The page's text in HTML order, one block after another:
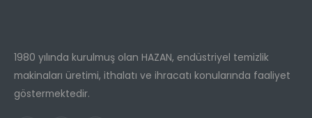
1980 yılında kurulmuş olan HAZAN, endüstriyel temizlik
makinaları üretimi, ithalatı ve ihracatı konularında faaliyet
göstermektedir.